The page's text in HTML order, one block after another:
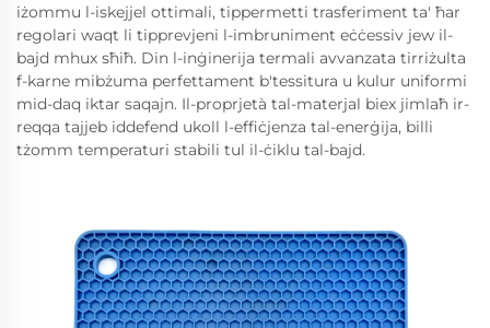
iżommu l-iskejjel ottimali, tippermetti trasferiment ta' ħar
regolari waqt li tipprevjeni l-imbruniment eċċessiv jew il-
bajd mhux sħiħ. Din l-inġinerija termali avvanzata tirriżulta
f-karne mibżuma perfettament b'tessitura u kulur uniformi
mid-daq iktar saqajn. Il-proprjetà tal-materjal biex jimlaħ ir-
reqqa tajjeb iddefend ukoll l-effiċjenza tal-enerġija, billi
tżomm temperaturi stabili tul il-ċiklu tal-bajd.